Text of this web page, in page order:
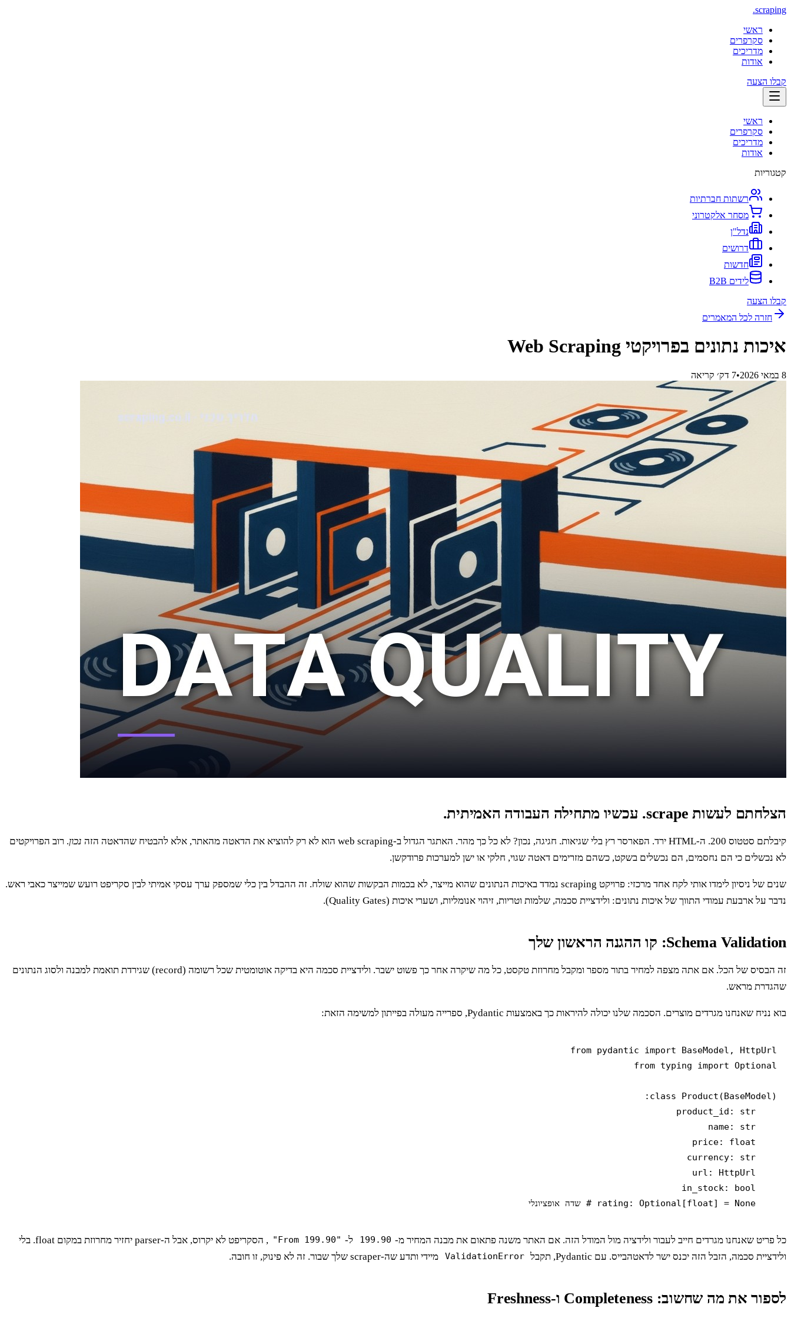
scraping
.
ראשי
סקרפרים
מדריכים
אודות
קבלו הצעה
ראשי
סקרפרים
מדריכים
אודות
קטגוריות
רשתות חברתיות
מסחר אלקטרוני
נדל"ן
דרושים
חדשות
לידים B2B
קבלו הצעה
חזרה לכל המאמרים
איכות נתונים בפרויקטי Web Scraping
8 במאי 2026 •
7 דק׳ קריאה
הצלחתם לעשות scrape. עכשיו מתחילה העבודה האמיתית.
קיבלתם סטטוס 200. ה-HTML ירד. הפארסר רץ בלי שגיאות. חגיגה, נכון? לא כל כך מהר. האתגר הגדול ב-web scraping הוא לא רק להוציא את הדאטה מהאתר, אלא להבטיח שהדאטה הזה נכון. רוב הפרויקטים
לא נכשלים כי הם נחסמים, הם נכשלים בשקט, כשהם מזרימים דאטה שגוי, חלקי או ישן למערכות פרודקשן.
שנים של ניסיון לימדו אותי לקח אחד מרכזי: פרויקט scraping נמדד באיכות הנתונים שהוא מייצר, לא בכמות הבקשות שהוא שולח. זה ההבדל בין כלי שמספק ערך עסקי אמיתי לבין סקריפט רועש שמייצר כאבי ראש.
נדבר על ארבעת עמודי התווך של איכות נתונים: ולידציית סכמה, שלמות וטריות, זיהוי אנומליות, ושערי איכות (Quality Gates).
Schema Validation: קו ההגנה הראשון שלך
זה הבסיס של הכל. אם אתה מצפה למחיר בתור מספר ומקבל מחרוזת טקסט, כל מה שיקרה אחר כך פשוט ישבר. ולידציית סכמה היא בדיקה אוטומטית שכל רשומה (record) שגירדת תואמת למבנה ולסוג הנתונים
שהגדרת מראש.
בוא נניח שאנחנו מגרדים מוצרים. הסכמה שלנו יכולה להיראות כך באמצעות Pydantic, ספרייה מעולה בפייתון למשימה הזאת:
כל פריט שאנחנו מגרדים חייב לעבור ולידציה מול המודל הזה. אם האתר משנה פתאום את מבנה המחיר מ- 199.90 ל- "From 199.90"
, הסקריפט לא יקרוס, אבל ה-parser יחזיר מחרוזת במקום float. בלי
ולידציית סכמה, הזבל הזה יכנס ישר לדאטהבייס. עם Pydantic, תקבל
ValidationError מיידי ותדע שה-scraper שלך שבור. זה לא פינוק, זו חובה.
לספור את מה שחשוב: Completeness ו-Freshness